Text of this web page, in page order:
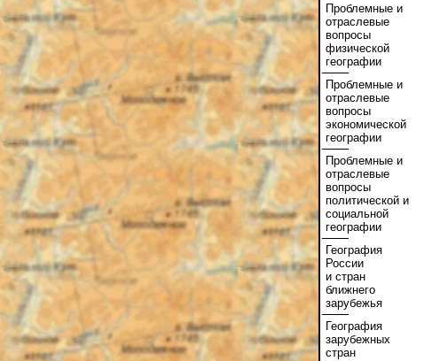
Проблемные и
отраслевые
вопросы
физической
географии
Проблемные и
отраслевые
вопросы
экономической
географии
Проблемные и
отраслевые
вопросы
политической и
социальной
географии
География
России
и стран
ближнего
зарубежья
География
зарубежных
стран